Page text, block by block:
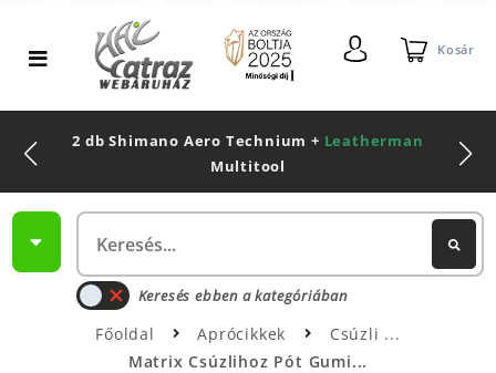
Kosár
2 db Shimano Aero Technium + Leatherman
Multitool
Keresés ebben a kategóriában
Főoldal Aprócikkek
Csúzli
Matrix Csúzlihoz Pót Gumi...